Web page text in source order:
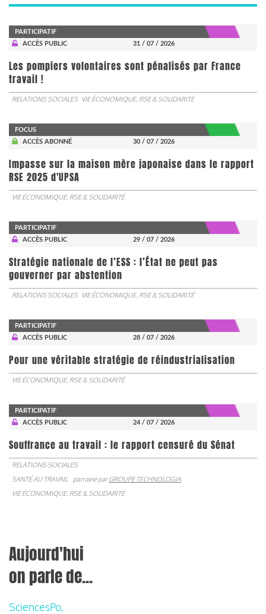
PARTICIPATIF
ACCÈS PUBLIC
31 / 07 / 2026
Les pompiers volontaires sont pénalisés par France
travail !
RELATIONS SOCIALES VIE ÉCONOMIQUE, RSE & SOLIDARITÉ
FOCUS
ACCÈS ABONNÉ
30 / 07 / 2026
Impasse sur la maison mère japonaise dans le rapport
RSE 2025 d'UPSA
VIE ÉCONOMIQUE, RSE & SOLIDARITÉ
PARTICIPATIF
ACCÈS PUBLIC
29 / 07 / 2026
Stratégie nationale de l’ESS : l’État ne peut pas
gouverner par abstention
RELATIONS SOCIALES VIE ÉCONOMIQUE, RSE & SOLIDARITÉ
PARTICIPATIF
ACCÈS PUBLIC
28 / 07 / 2026
Pour une véritable stratégie de réindustrialisation
VIE ÉCONOMIQUE, RSE & SOLIDARITÉ
PARTICIPATIF
ACCÈS PUBLIC
24 / 07 / 2026
Souffrance au travail : le rapport censuré du Sénat
RELATIONS SOCIALES
SANTÉ AU TRAVAIL
parrainé parGROUPE TECHNOLOGIA
VIE ÉCONOMIQUE, RSE & SOLIDARITÉ
Aujourd'hui
on parle de...
SciencesPo,